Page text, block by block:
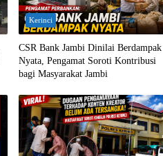
Kerinci
CSR Bank Jambi Dinilai Berdampak
Nyata, Pengamat Soroti Kontribusi
bagi Masyarakat Jambi